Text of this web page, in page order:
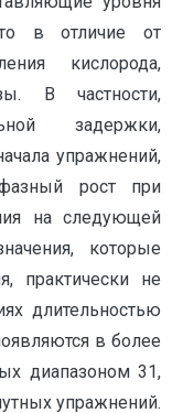
то в отличие от
кислорода,
В частности,
задержки,
упражнений,
рост при
на следующей
которые
практически не
длительностью
в более
диапазоном 31,
упражнений.